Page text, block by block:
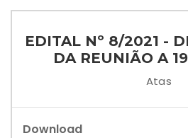
EDITAL Nº 8/2021 -
DA REUNIÃO A
Atas
Download